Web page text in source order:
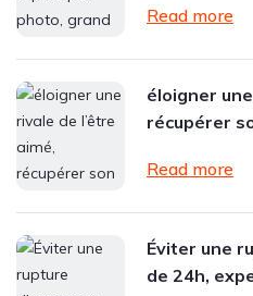
Read more
éloigner
récupérer
Read more
Éviter une
de 24h,